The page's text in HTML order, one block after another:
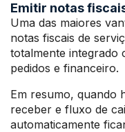
Emitir notas
Uma das maiores
notas fiscais de
totalmente integrado
pedidos e financeiro.
Em resumo, quando
receber e fluxo de
automaticamente